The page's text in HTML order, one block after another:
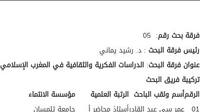
فرقة بحث رقم: 05
رئيس فرقة البحث : د. رشيد يماني
عنوان فرقة البحث:الدراسات الفكرية والثقافية في المغرب الإسلامي
تركيبة فريق البحث
الرقمأسم ولقب الباحث الرتبة العلمية
مؤسسة الانتماء
01 عمر سي عبد القادرأستاذ محاضر أ
جامعة تلمسان